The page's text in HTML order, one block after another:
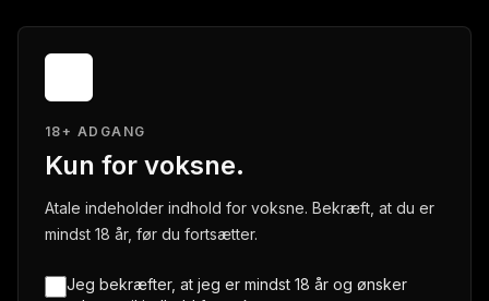
18+ ADGANG
Kun for voksne.
Atale indeholder indhold for voksne. Bekræft, at du er
mindst 18 år, før du fortsætter.
Jeg bekræfter, at jeg er mindst 18 år og ønsker